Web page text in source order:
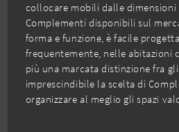
collocare mobili dalle dimensioni
Complementi disponibili sul
forma e funzione, è facile
frequentemente, nelle abitazioni
più una marcata distinzione fra
imprescindibile la scelta di
organizzare al meglio gli spazi